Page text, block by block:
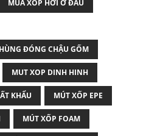
MUA XỐP HƠI Ở ĐÂU
ĐÓNG CHẬU GỐM
MUT XOP DINH HINH
KHẨU MÚT XỐP EPE
MÚT XỐP FOAM